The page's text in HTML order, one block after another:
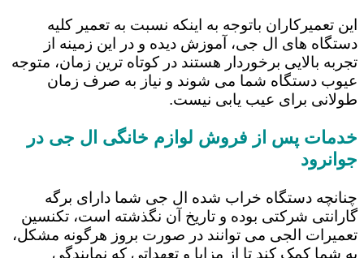
این تعمیرکاران باتوجه به اینکه نسبت به تعمیر کلیه
دستگاه های ال جی، آموزش دیده و در این زمینه از
تجربه بالایی برخوردار هستند در کوتاه ترین زمان، متوجه
عیوب دستگاه شما می شوند و نیاز به صرف زمان
طولانی برای عیب یابی نیست.
خدمات پس از فروش لوازم خانگی ال جی در
جوانرود
چنانچه دستگاه خراب شده ال جی شما دارای برگه
گارانتی شرکتی بوده و تاریخ آن نگذشته است، تکنسین
تعمیرات الجی می توانند در صورت بروز هرگونه مشکل،
به شما کمک کند تا از مزایا و تعهداتی که نمایندگی